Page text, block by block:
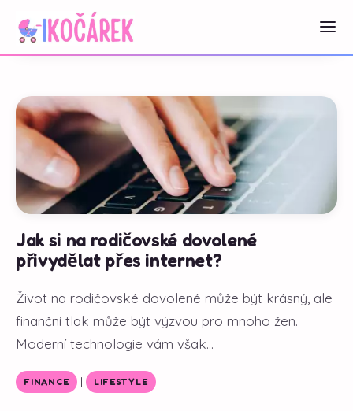
Jak si na rodičovské dovolené
přivydělat přes internet?
Život na rodičovské dovolené může být krásný, ale
finanční tlak může být výzvou pro mnoho žen.
Moderní technologie vám však...
FINANCE | LIFESTYLE